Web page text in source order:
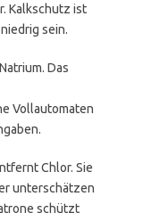
Kalkschutz ist
sein.
Das
Vollautomaten
Chlor. Sie
unterschätzen
schützt